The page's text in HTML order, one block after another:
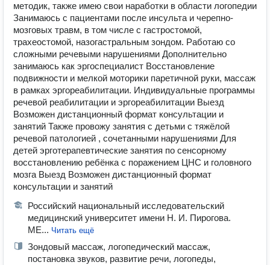
методик, также имею свои наработки в области логопедии
Занимаюсь с пациентами после инсульта и черепно-
мозговых травм, в том числе с гастростомой,
трахеостомой, назогастральным зондом. Работаю со
сложными речевыми нарушениями Дополнительно
занимаюсь как эргоспециалист Восстановление
подвижности и мелкой моторики паретичной руки, массаж
в рамках эргореабилитации. Индивидуальные программы
речевой реабилитации и эргореабилитации Выезд
Возможен дистанционный формат консультации и
занятий Также провожу занятия с детьми с тяжёлой
речевой патологией , сочетанными нарушениями Для
детей эрготерапевтические занятия по сенсорному
восстановлению ребёнка с поражением ЦНС и головного
мозга Выезд Возможен дистанционный формат
консультации и занятий
Российский национальный исследовательский
медицинский университет имени Н. И. Пирогова.
МЕ... Читать ещё
Зондовый массаж, логопедический массаж,
постановка звуков, развитие речи, логопеды,